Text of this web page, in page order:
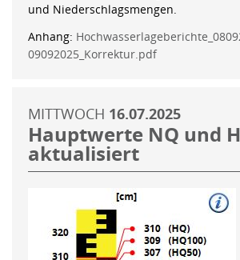
und Niederschlagsmengen.
Anhang:
09092025_Korrektur.pdf
MITTWOCH 16.07.2025
Hauptwerte NQ und
aktualisiert